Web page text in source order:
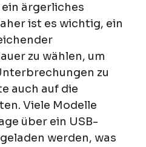
ärgerliches
ist es wichtig, ein
zu wählen, um
zu
auch auf die
Viele Modelle
über ein USB-
werden, was